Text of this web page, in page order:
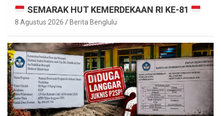
SEMARAK HUT KEMERDEKAAN RI KE-81
8 Agustus 2026 Berita Benglulu